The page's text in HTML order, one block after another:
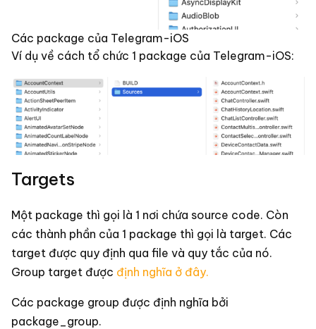
Các package của Telegram-iOS
Ví dụ về cách tổ chức 1 package của Telegram-iOS:
Targets
Một package thì gọi là 1 nơi chứa source code. Còn
các thành phần của 1 package thì gọi là target. Các
target được quy định qua file và quy tắc của nó.
Group target được định nghĩa ở đây.
Các package group được định nghĩa bởi
package_group.